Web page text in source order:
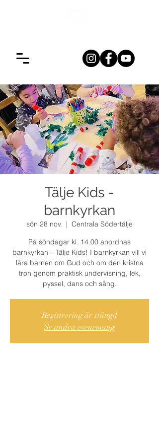
Tälje Kids -
barnkyrkan
sön 28 nov.
  |
Centrala Södertälje
På söndagar kl. 14.00 anordnas
barnkyrkan – Tälje Kids! I barnkyrkan vill vi
lära barnen om Gud och om den kristna
tron genom praktisk undervisning, lek,
pyssel, dans och sång.
Registrering är stängd
Se andra evenemang